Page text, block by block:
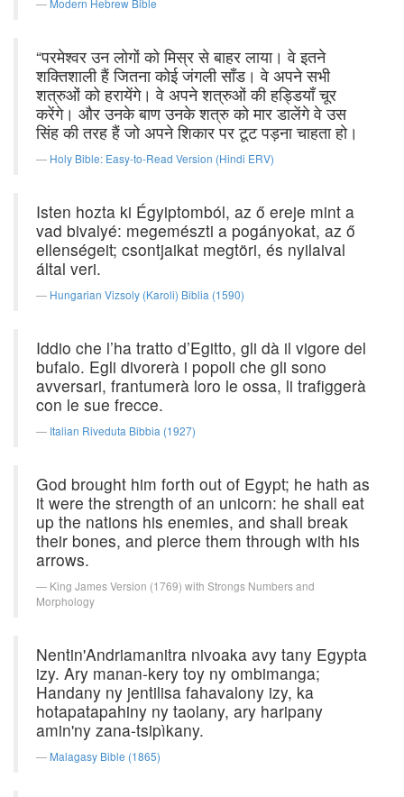
Modern Hebrew Bible
“परमेश्वर उन लोगों को मिस्र से बाहर लाया। वे इतने
शक्तिशाली हैं जितना कोई जंगली साँड। वे अपने सभी
शत्रुओं को हरायेंगे। वे अपने शत्रुओं की हड्डियाँ चूर
करेंगे। और उनके बाण उनके शत्रु को मार डालेंगे वे उस
सिंह की तरह हैं जो अपने शिकार पर टूट पड़ना चाहता हो।
Holy Bible: Easy-to-Read Version (Hindi ERV)
Isten hozta ki Égyiptomból, az ő ereje mint a
vad bivalyé: megemészti a pogányokat, az ő
ellenségeit; csontjaikat megtöri, és nyilaival
által veri.
Hungarian Vizsoly (Karoli) Biblia (1590)
Iddio che l’ha tratto d’Egitto, gli dà il vigore del
bufalo. Egli divorerà i popoli che gli sono
avversari, frantumerà loro le ossa, li trafiggerà
con le sue frecce.
Italian Riveduta Bibbia (1927)
God brought him forth out of Egypt; he hath as
it were the strength of an unicorn: he shall eat
up the nations his enemies, and shall break
their bones, and pierce them through with his
arrows.
King James Version (1769) with Strongs Numbers and
Morphology
Nentin'Andriamanitra nivoaka avy tany Egypta
izy. Ary manan-kery toy ny ombimanga;
Handany ny jentilisa fahavalony izy, ka
hotapatapahiny ny taolany, ary haripany
amin'ny zana-tsipìkany.
Malagasy Bible (1865)